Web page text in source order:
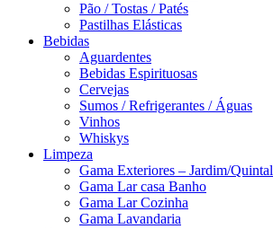
Pão / Tostas / Patés
Pastilhas Elásticas
Bebidas
Aguardentes
Bebidas Espirituosas
Cervejas
Sumos / Refrigerantes / Águas
Vinhos
Whiskys
Limpeza
Gama Exteriores – Jardim/Quintal
Gama Lar casa Banho
Gama Lar Cozinha
Gama Lavandaria